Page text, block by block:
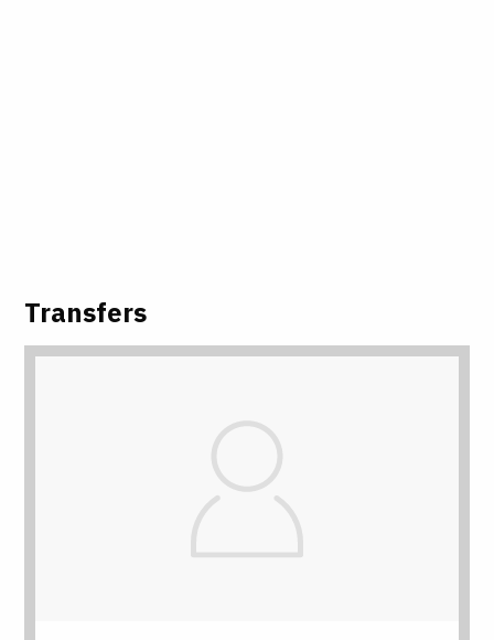
Transfers